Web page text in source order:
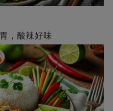
，酸辣好味